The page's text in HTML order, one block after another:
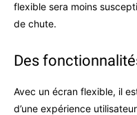
flexible sera moins
de chute.
Des
Avec un écran flexible, il
d’une expérience